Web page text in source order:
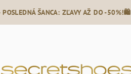
ŠANCA: ZĽAVY AŽ DO -50%!🛍️